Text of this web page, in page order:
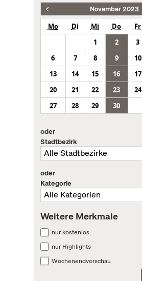
November 2023
Mo Di Mi Do Fr
1
2 3
6
7 8 9 10
13
14 15 16 17
20
21 22 23 24
27
28 29 30
oder
Stadtbezirk
oder
Kategorie
Weitere Merkmale
nur kostenlos
nur Highlights
Wochenendvorschau